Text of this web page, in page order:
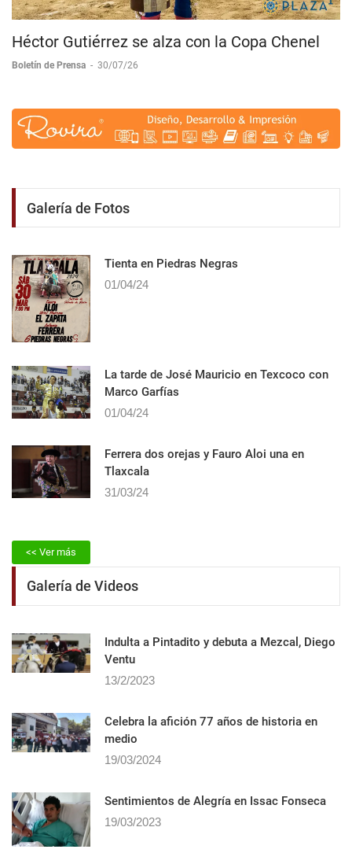
Héctor Gutiérrez se alza con la Copa Chenel
Boletín de Prensa - 30/07/26
Galería de Fotos
Tienta en Piedras Negras
01/04/24
La tarde de José Mauricio en Texcoco con
Marco Garfías
01/04/24
Ferrera dos orejas y Fauro Aloi una en
Tlaxcala
31/03/24
<< Ver más
Galería de Videos
Indulta a Pintadito y debuta a Mezcal, Diego
Ventu
13/2/2023
Celebra la afición 77 años de historia en
medio
19/03/2024
Sentimientos de Alegrí­a en Issac Fonseca
19/03/2023